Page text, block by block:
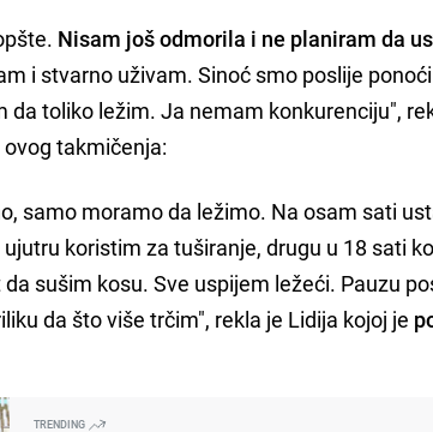
Nisam još odmorila i ne planiram da
i stvarno uživam. Sinoć smo poslije
da toliko ležim. Ja nemam konkurenciju",
takmičenja:
samo moramo da ležimo. Na osam sati
koristim za tuširanje, drugu u 18 sati
sušim kosu. Sve uspijem ležeći. Pauzu
da što više trčim", rekla je Lidija kojoj je
TRENDING